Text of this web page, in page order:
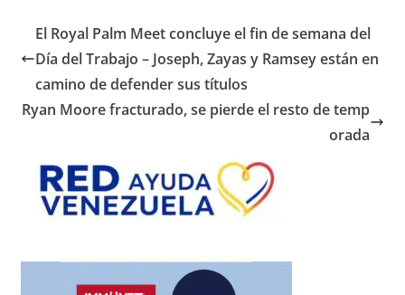
El Royal Palm Meet concluye el fin de semana del
Día del Trabajo – Joseph, Zayas y Ramsey están en
camino de defender sus títulos
Ryan Moore fracturado, se pierde el resto de temp
orada